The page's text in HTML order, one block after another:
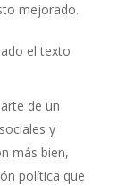
mejorado.
el texto
de un
y
más bien,
política que